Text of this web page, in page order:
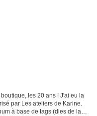
les 20 ans ! J'ai eu la
par Les ateliers de Karine.
à base de tags (dies de la